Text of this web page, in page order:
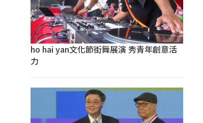
ho hai yan文化節街舞展演 秀青年創意活
力